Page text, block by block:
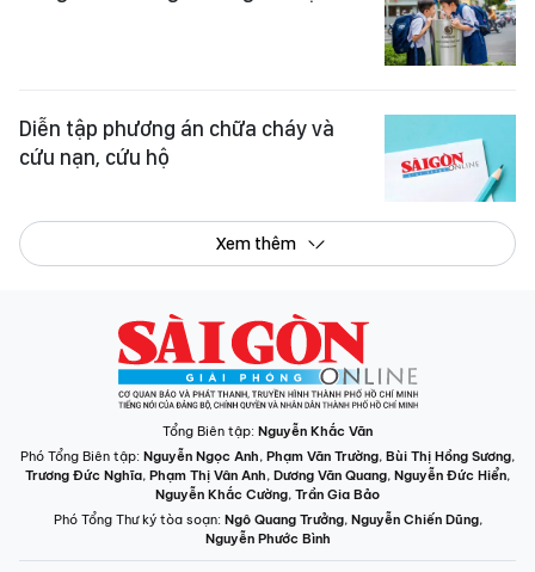
Diễn tập phương án chữa cháy và
cứu nạn, cứu hộ
Xem thêm
Tổng Biên tập: Nguyễn Khắc Văn
Phó Tổng Biên tập: Nguyễn Ngọc Anh, Phạm Văn Trường, Bùi Thị Hồng Sương,
Trương Đức Nghĩa, Phạm Thị Vân Anh, Dương Văn Quang, Nguyễn Đức Hiển,
Nguyễn Khắc Cường, Trần Gia Bảo
Phó Tổng Thư ký tòa soạn: Ngô Quang Trưởng, Nguyễn Chiến Dũng,
Nguyễn Phước Bình